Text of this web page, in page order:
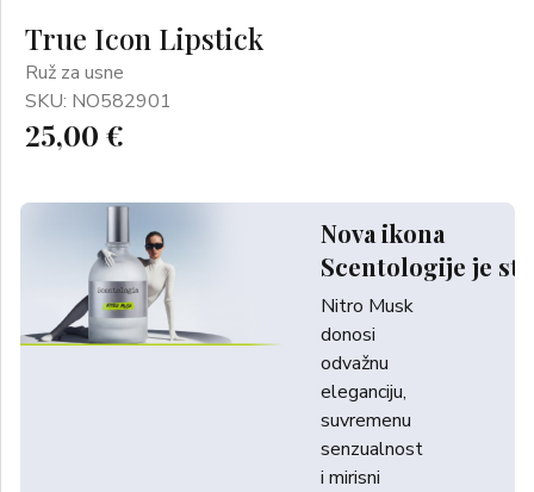
True Icon Lipstick
Ruž za usne
SKU: NO582901
25,00 €
Nova ikona
Scentologije je
Nitro Musk
donosi
odvažnu
eleganciju,
suvremenu
senzualnost
i mirisni